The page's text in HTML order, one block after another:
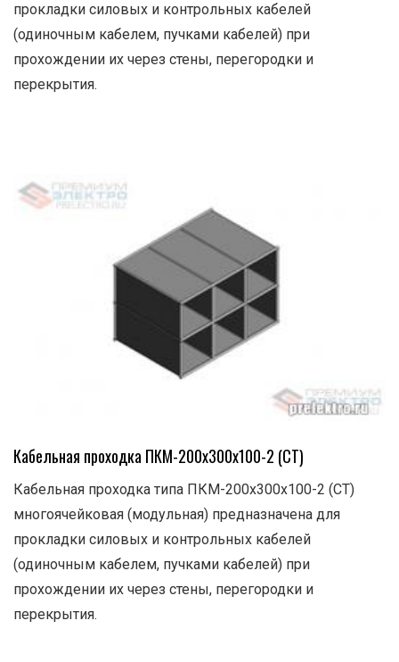
прокладки силовых и контрольных кабелей
(одиночным кабелем, пучками кабелей) при
прохождении их через стены, перегородки и
перекрытия.
Кабельная проходка ПКМ-200х300х100-2 (СТ)
Кабельная проходка типа ПКМ-200х300х100-2 (СТ)
многоячейковая (модульная) предназначена для
прокладки силовых и контрольных кабелей
(одиночным кабелем, пучками кабелей) при
прохождении их через стены, перегородки и
перекрытия.